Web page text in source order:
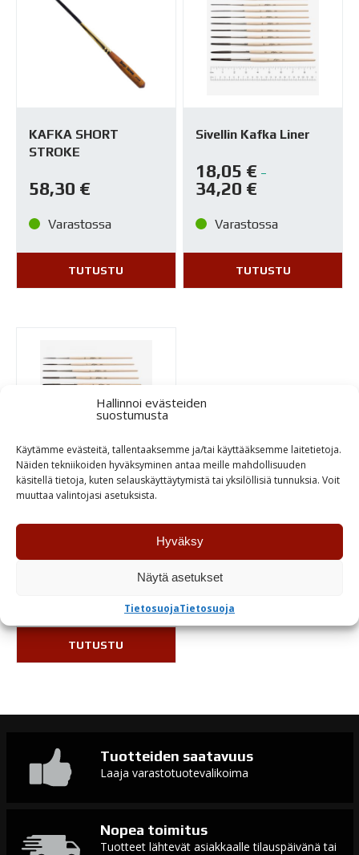
Hallinnoi evästeiden
suostumusta
Käytämme evästeitä, tallentaaksemme ja/tai käyttääksemme laitetietoja.
Näiden tekniikoiden hyväksyminen antaa meille mahdollisuuden
käsitellä tietoja, kuten selauskäyttäytymistä tai yksilöllisiä tunnuksia. Voit
muuttaa valintojasi asetuksista.
Hyväksy
Näytä asetukset
TietosuojaTietosuoja
KAFKA SHORT
STROKE
58,30 €
Varastossa
TUTUSTU
Sivellin Kafka Liner
18,05 € –
34,20 €
Varastossa
TUTUSTU
Sivellin Kafka
39,00€
TUTUSTU
Tuotteiden saatavuus
Laaja varastotuotevalikoima
Nopea toimitus
Tuotteet lähtevät asiakkaalle tilauspäivänä tai